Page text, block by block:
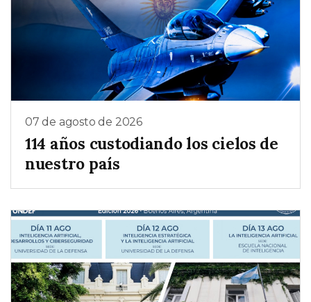
07 de agosto de 2026
114 años custodiando los cielos de
nuestro país